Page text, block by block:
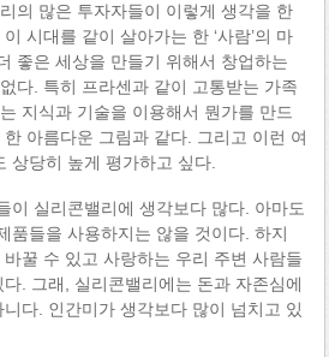
의 많은 투자자들이 이렇게 생각을 한
시대를 같이 살아가는 한 ‘사람’의 마
좋은 세상을 만들기 위해서 창업하는
다. 특히 프라센과 같이 고통받는 가족
지식과 기술을 이용해서 뭔가를 만드
아름다운 그림과 같다. 그리고 이런 여
상당히 높게 평가하고 싶다.
이 실리콘밸리에 생각보다 많다. 아마도
품들을 사용하지는 않을 것이다. 하지
꿀 수 있고 사랑하는 우리 주변 사람들
. 그래, 실리콘밸리에는 돈과 자존심에
다. 인간미가 생각보다 많이 넘치고 있